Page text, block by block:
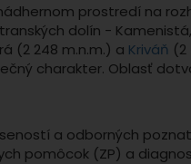
prostredí na
dolín -
(2 248 m.n.m.) a Kriváň (2
charakter. Oblasť
a odborných
pomôcok (ZP) a